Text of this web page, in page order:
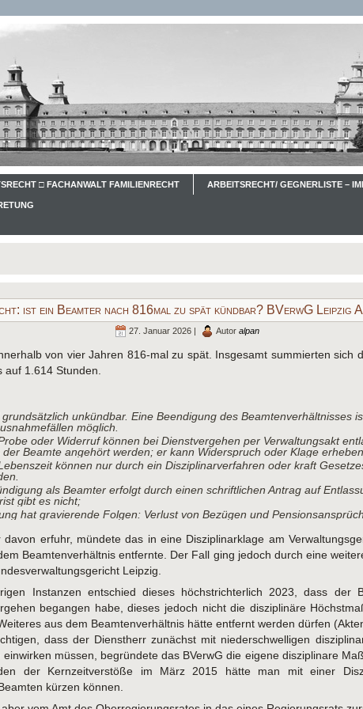
□ FACHANWALT FAMILIENRECHT ARBEITSRECHT/ GEGNERLISTE –
ist ein Beamter nach 816mal zu spät kündbar? BVerwG Leipzig
27. Januar 2026 | Autor alpan
von vier Jahren 816-mal zu spät. Insgesamt summierten sich
auf 1.614 Stunden.
unkündbar. Eine Beendigung des Beamtenverhältnisses
möglich.
oder Widerruf können bei Dienstvergehen per Verwaltungsakt
der Beamte angehört werden; er kann Widerspruch oder Klage
können nur durch ein Disziplinarverfahren oder kraft
als Beamter erfolgt durch einen schriftlichen Antrag auf
gibt es nicht;
hat gravierende Folgen: Verlust von Bezügen und
davon erfuhr, mündete das in eine Disziplinarklage am
Beamtenverhältnis entfernte. Der Fall ging jedoch durch eine
Leipzig.
Instanzen entschied dieses höchstrichterlich 2023, dass der
begangen habe, dieses jedoch nicht die disziplinäre
aus dem Beamtenverhältnis hätte entfernt werden dürfen
dass der Dienstherr zunächst mit niederschwelligen
müssen, begründete das BVerwG die eigene disziplinare
der Kernzeitverstöße im März 2015 hätte man mit einer
kürzen können.